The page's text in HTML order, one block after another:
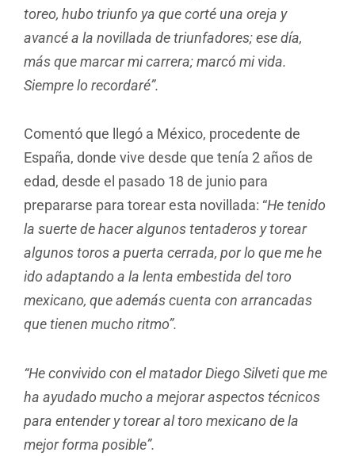
toreo, hubo triunfo ya que corté una oreja y
avancé a la novillada de triunfadores; ese día,
más que marcar mi carrera; marcó mi vida.
Siempre lo recordaré”.
Comentó que llegó a México, procedente de
España, donde vive desde que tenía 2 años de
edad, desde el pasado 18 de junio para
prepararse para torear esta novillada: “He tenido
la suerte de hacer algunos tentaderos y torear
algunos toros a puerta cerrada, por lo que me he
ido adaptando a la lenta embestida del toro
mexicano, que además cuenta con arrancadas
que tienen mucho ritmo”.
“He convivido con el matador Diego Silveti que me
ha ayudado mucho a mejorar aspectos técnicos
para entender y torear al toro mexicano de la
mejor forma posible”.